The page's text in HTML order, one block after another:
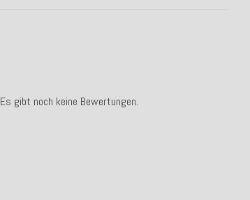
Es gibt noch keine Bewertungen.